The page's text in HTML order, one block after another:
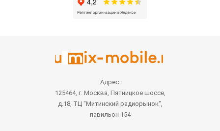
Адрес:
125464, г. Москва, Пятницкое шоссе,
д.18, ТЦ "Митинский радиорынок",
павильон 154